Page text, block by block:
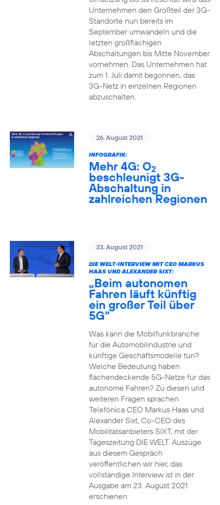
Unternehmen den Großteil der 3G-
Standorte nun bereits im
September umwandeln und die
letzten großflächigen
Abschaltungen bis Mitte November
vornehmen. Das Unternehmen hat
zum 1. Juli damit begonnen, das
3G-Netz in einzelnen Regionen
abzuschalten.
26. August 2021
INFOGRAFIK:
Mehr 4G: O2
beschleunigt 3G-
Abschaltung in
zahlreichen Regionen
23. August 2021
DIE WELT-INTERVIEW MIT CEO MARKUS
HAAS UND ALEXANDER SIXT:
„Beim autonomen
Fahren läuft künftig
ein großer Teil über
5G“
Was kann die Mobilfunkbranche
für die Automobilindustrie und
künftige Geschäftsmodelle tun?
Welche Bedeutung haben
flächendeckende 5G-Netze für das
autonome Fahren? Zu diesen und
weiteren Fragen sprachen
Telefónica CEO Markus Haas und
Alexander Sixt, Co-CEO des
Mobilitätsanbieters SIXT, mit der
Tageszeitung DIE WELT. Auszüge
aus diesem Gespräch
veröffentlichen wir hier, das
vollständige Interview ist in der
Ausgabe am 23. August 2021
erschienen.